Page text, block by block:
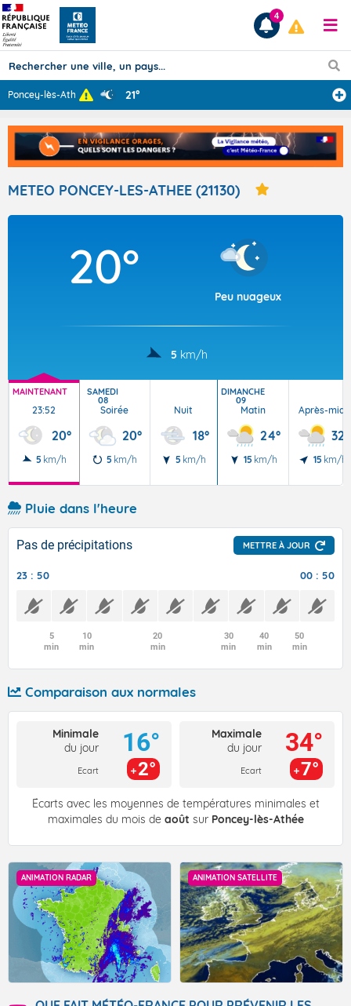
Prévisions
TOUS LES RÉSULTATS
Articles
4
Poncey-lès-Athé... 21°
METEO PONCEY-LES-ATHEE (21130)
20°
Peu nuageux
5 km/h
MAINTENANT
23:52
20°
5 km/h
SAMEDI
08
Soirée
20°
5 km/h
Nuit
18°
5 km/h
DIMANCHE
09
Matin
24°
15 km/h
Après-midi
32°
15 km/h
Pluie dans l'heure
Pas de précipitations METTRE À JOUR
23 : 50 00 : 50
5
min
10
min
20
min
30
min
40
min
50
min
Comparaison aux normales
Minimale
du jour
Ecart
16°
2°
Maximale
du jour
Ecart
34°
7°
Écarts avec les moyennes de températures minimales et
maximales du mois de août sur Poncey-lès-Athée
ANIMATION RADAR ANIMATION SATELLITE